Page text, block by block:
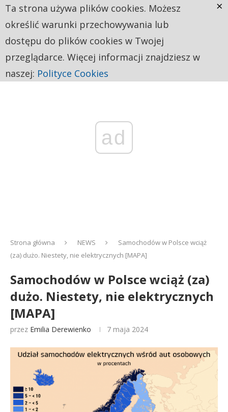
ad
Strona główna NEWS
Samochodów w Polsce wciąż
(za) dużo. Niestety, nie elektrycznych [MAPA]
Samochodów w Polsce wciąż (za)
dużo. Niestety, nie elektrycznych
[MAPA]
przez Emilia Derewienko 7 maja 2024
Ta strona używa plików cookies. Możesz
określić warunki przechowywania lub
dostępu do plików cookies w Twojej
przeglądarce. Więcej informacji znajdziesz w
naszej: Polityce Cookies
×